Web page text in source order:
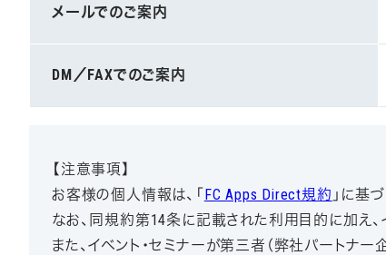
メールでのご案内
DM／FAXでのご案内
【注意事項】
お客様の個人情報は、「FC Apps Direct規約 」に基
なお、同規約第14条に記載された利用目的に加え、
また、イベント・セミナーが第三者（弊社パート